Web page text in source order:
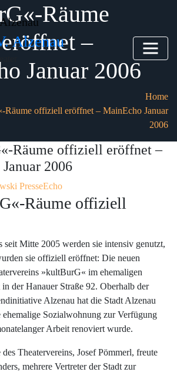
Alzenau
Räume
–
Januar 2006
Home
Räume offiziell eröffnet – MainEcho Januar
2006
Räume offiziell eröffnet –
2006
PresseEcho
Räume offiziell
seit Mitte 2005 werden sie intensiv genutzt,
sie offiziell eröffnet: Die neuen
»kultBurG« im ehemaligen
in der Hanauer Straße 92. Oberhalb der
Alzenau hat die Stadt Alzenau
ehemalige Sozialwohnung zur Verfügung
Arbeit renoviert wurde.
Theatervereins, Josef Pömmerl, freute
mehrere Vertreter der Stadt zur